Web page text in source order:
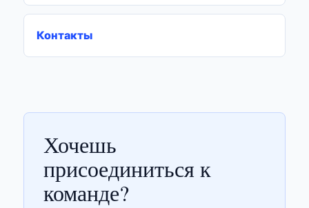
Контакты
Хочешь
присоединиться к
команде?